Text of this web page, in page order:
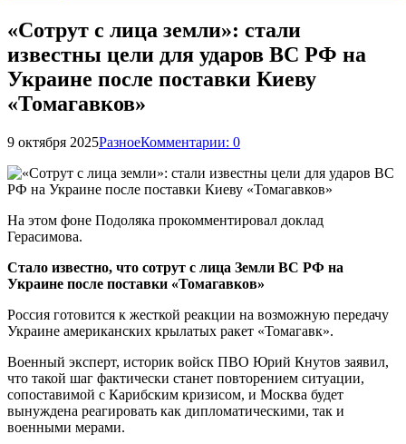
«Сотрут с лица земли»: стали
известны цели для ударов ВС РФ на
Украине после поставки Киеву
«Томагавков»
9 октября 2025РазноеКомментарии: 0
На этом фоне Подоляка прокомментировал доклад
Герасимова.
Стало известно, что сотрут с лица Земли ВС РФ на
Украине после поставки «Томагавков»
Россия готовится к жесткой реакции на возможную передачу
Украине американских крылатых ракет «Томагавк».
Военный эксперт, историк войск ПВО Юрий Кнутов заявил,
что такой шаг фактически станет повторением ситуации,
сопоставимой с Карибским кризисом, и Москва будет
вынуждена реагировать как дипломатическими, так и
военными мерами.